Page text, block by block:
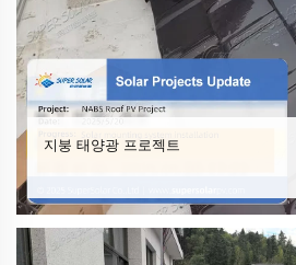
지붕 태양광 프로젝트